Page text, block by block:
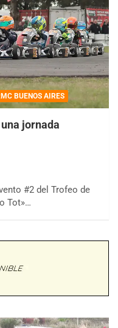
BUENOS AIRES
una jornada
#2 del Trofeo de
Tot»…